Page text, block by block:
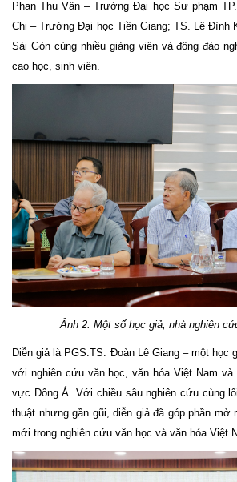
Phan Thu Vân – Trường Đại học Sư phạm
Chi – Trường Đại học Tiền Giang; TS. Lê Đình
Sài Gòn cùng nhiều giảng viên và đông đảo
cao học, sinh viên.
Ảnh 2. Một số học giả, nhà nghiên
Diễn giả là PGS.TS. Đoàn Lê Giang – một học
với nghiên cứu văn học, văn hóa Việt Nam
vực Đông Á. Với chiều sâu nghiên cứu cùng
thuật nhưng gần gũi, diễn giả đã góp phần mở
mới trong nghiên cứu văn học và văn hóa Việt